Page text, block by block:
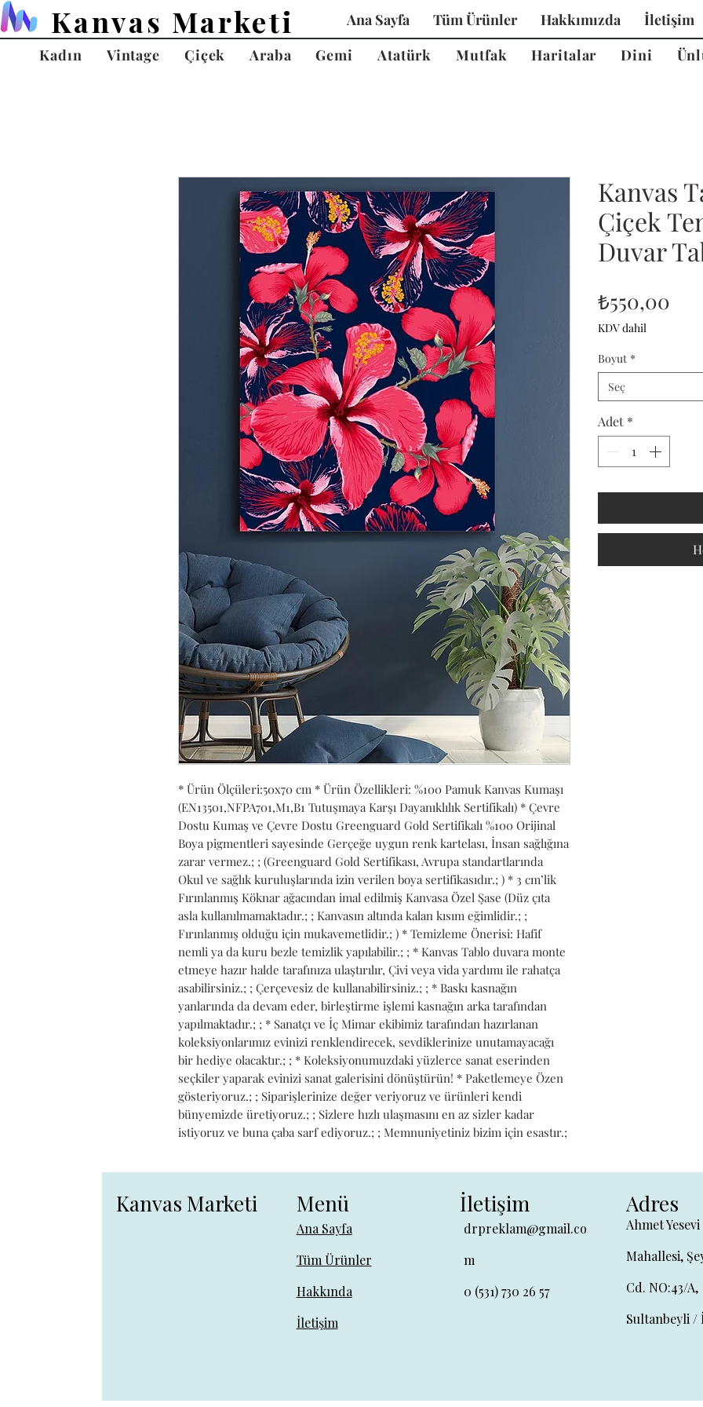
Kanvas Marketi Ana Sayfa Tüm Ürünler Hakkımızda İletişim
Kadın
Vintage Çiçek Araba Gemi Atatürk Mutfak Haritalar Dini
* Ürün Ölçüleri:50x70 cm * Ürün Özellikleri: %100 Pamuk Kanvas Kumaşı
(EN13501,NFPA701,M1,B1 Tutuşmaya Karşı Dayanıklılık Sertifikalı) * Çevre
Dostu Kumaş ve Çevre Dostu Greenguard Gold Sertifikalı %100 Orijinal
Boya pigmentleri sayesinde Gerçeğe uygun renk kartelası, İnsan sağlığına
zarar vermez.; ; (Greenguard Gold Sertifikası, Avrupa standartlarında
Okul ve sağlık kuruluşlarında izin verilen boya sertifikasıdır.; ) * 3 cm’lik
Fırınlanmış Köknar ağacından imal edilmiş Kanvasa Özel Şase (Düz çıta
asla kullanılmamaktadır.; ; Kanvasın altında kalan kısım eğimlidir.; ;
Fırınlanmış olduğu için mukavemetlidir.; ) * Temizleme Önerisi: Hafif
nemli ya da kuru bezle temizlik yapılabilir.; ; * Kanvas Tablo duvara monte
etmeye hazır halde tarafınıza ulaştırılır, Çivi veya vida yardımı ile rahatça
asabilirsiniz.; ; Çerçevesiz de kullanabilirsiniz.; ; * Baskı kasnağın
yanlarında da devam eder, birleştirme işlemi kasnağın arka tarafından
yapılmaktadır.; ; * Sanatçı ve İç Mimar ekibimiz tarafından hazırlanan
koleksiyonlarımız evinizi renklendirecek, sevdiklerinize unutamayacağı
bir hediye olacaktır.; ; * Koleksiyonumuzdaki yüzlerce sanat eserinden
seçkiler yaparak evinizi sanat galerisini dönüştürün! * Paketlemeye Özen
gösteriyoruz.; ; Siparişlerinize değer veriyoruz ve ürünleri kendi
bünyemizde üretiyoruz.; ; Sizlere hızlı ulaşmasını en az sizler kadar
istiyoruz ve buna çaba sarf ediyoruz.; ; Memnuniyetiniz bizim için esastır.;
Kanvas
Çiçek
Duvar
₺550,00
KDV dahil
Boyut *
Seç
Adet *
Kanvas Marketi Menü
Ana Sayfa
Tüm Ürünler
Hakkında
İletişim
İletişim
drpreklam@gmail.co
m
0 (531) 730 26 57
Adres
Ahmet Yesevi
Mahallesi,
Cd. NO:43/A,
Sultanbeyli /